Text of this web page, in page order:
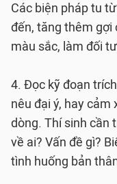
Các biện pháp tu
đến, tăng thêm gợi
màu sắc, làm đối
4. Đọc kỹ đoạn
nêu đại ý, hay cảm
dòng. Thí sinh cần
về ai? Vấn đề gì?
tình huống bản